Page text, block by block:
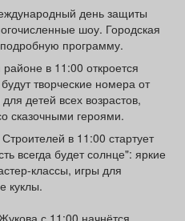
Погода
день защиты
шоу. Городская
программу.
в 11:00 откроется
творческие номера от
детей всех возрастов,
сказочными героями.
в 11:00 стартует
всегда будет солнце": яркие
классы, игры для
куклы.